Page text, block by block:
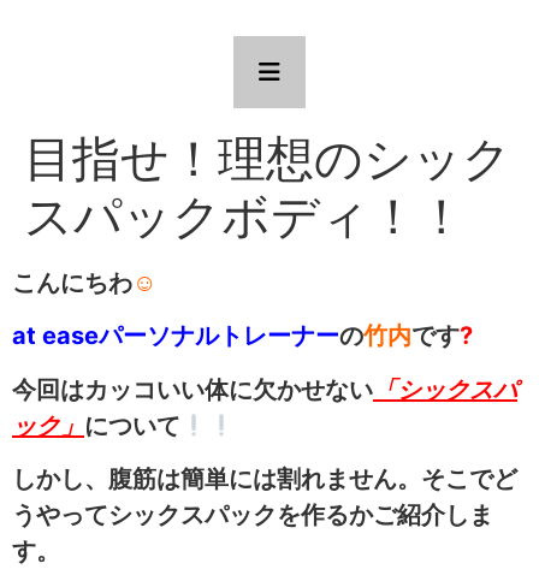
目指せ！理想のシック
スパックボディ！！
こんにちわ☺
at easeパーソナルトレーナーの竹内です?
今回はカッコいい体に欠かせない 「シックスパ
ック」 について
しかし、腹筋は簡単には割れません。そこでど
うやってシックスパックを作るかご紹介しま
す。